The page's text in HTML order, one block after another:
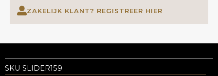
ZAKELIJK KLANT? REGISTREER HIER
SKU SLIDER159